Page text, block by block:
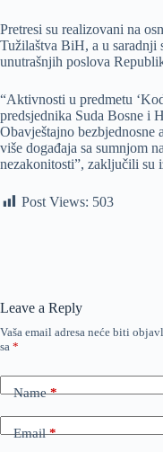
Pretresi su realizovani na
Tužilaštva BiH, a u saradnji
unutrašnjih poslova
“Aktivnosti u predmetu
predsjednika Suda Bosne i
Obavještajno bezbjednosne
više događaja sa sumnjom
nezakonitosti”, zaključili su
Post Views: 503
Leave a Reply
Vaša email adresa neće biti
sa *
Name*
Email*